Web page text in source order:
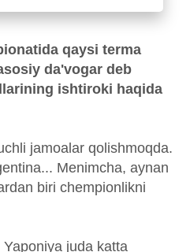
qaysi terma
da'vogar deb
ishtiroki haqida
jamoalar qolishmoqda.
Menimcha, aynan
biri chempionlikni
juda katta